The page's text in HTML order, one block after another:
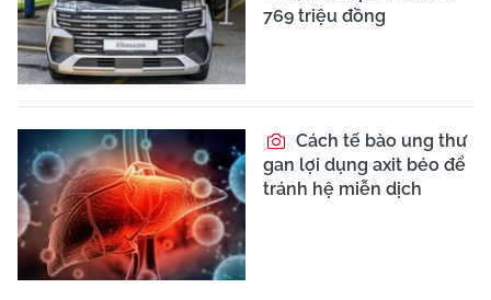
769 triệu đồng
Cách tế bào ung thư
gan lợi dụng axit béo để
tránh hệ miễn dịch